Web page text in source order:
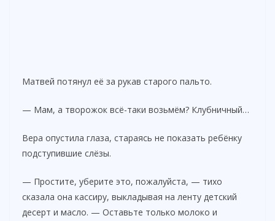
Матвей потянул её за рукав старого пальто.
— Мам, а творожок всё-таки возьмём? Клубничный…
Вера опустила глаза, стараясь не показать ребёнку
подступившие слёзы.
— Простите, уберите это, пожалуйста, — тихо
сказала она кассиру, выкладывая на ленту детский
десерт и масло. — Оставьте только молоко и